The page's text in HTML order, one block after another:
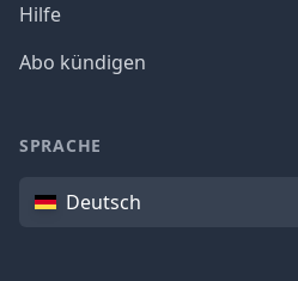
Hilfe
Abo kündigen
SPRACHE
SpracheDeutsch